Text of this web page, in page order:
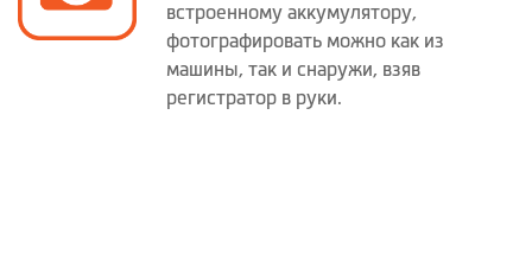
встроенному аккумулятору,
фотографировать можно как из
машины, так и снаружи, взяв
регистратор в руки.